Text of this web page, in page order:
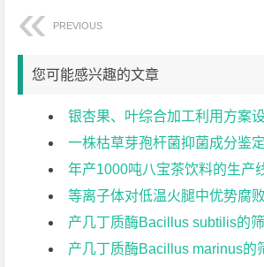
PREVIOUS
您可能感兴趣的文章
银杏果、叶综合加工利用方案
一株枯草芽孢杆菌抑菌成分鉴定及发
年产1000吨八宝茶饮料的生产
等离子体对低温火腿中优势腐败菌的
产几丁质酶Bacillus subtilis的筛选与产
产几丁质酶Bacillus marinus的筛选与产